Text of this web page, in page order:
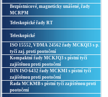
Bezpístnicové, magneticky unášené, řady
MCRPM
Teleskopické řady RT
Teleskopické
ISO 15552, VDMA 24562 řady MCKQI3 s p.
tyčí zaj. proti pootočení
Kompaktní řady MCKJQ3 s pístní tyčí
zajištěnou proti pootočení
DIN ISO 6432 řady MCKMI s pístní tyčí
zajištěnou proti pootočení
Řada MCKMB s pístní tyčí zajištěnou proti
pootočení